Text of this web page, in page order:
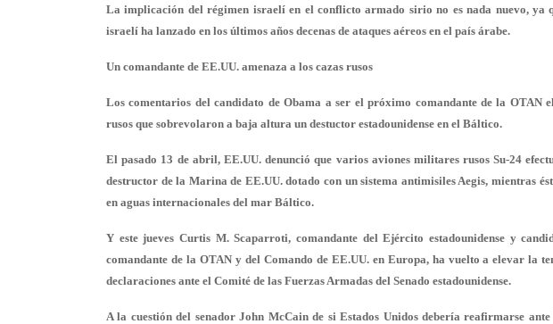
La implicación del régimen israelí en el conflicto armado sirio no es nada nuevo, ya
israelí ha lanzado en los últimos años decenas de ataques aéreos en el país árabe.
Un comandante de EE.UU. amenaza a los cazas rusos
Los comentarios del candidato de Obama a ser el próximo comandante de la OTAN
rusos que sobrevolaron a baja altura un destuctor estadounidense en el Báltico.
El pasado 13 de abril, EE.UU. denunció que varios aviones militares rusos Su-24
destructor de la Marina de EE.UU. dotado con un sistema antimisiles Aegis, mientras
en aguas internacionales del mar Báltico.
Y este jueves Curtis M. Scaparroti, comandante del Ejército estadounidense y
comandante de la OTAN y del Comando de EE.UU. en Europa, ha vuelto a elevar la
declaraciones ante el Comité de las Fuerzas Armadas del Senado estadounidense.
A la cuestión del senador John McCain de si Estados Unidos debería reafirmarse